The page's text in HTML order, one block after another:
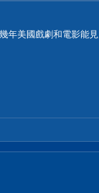
年美國戲劇和電影能